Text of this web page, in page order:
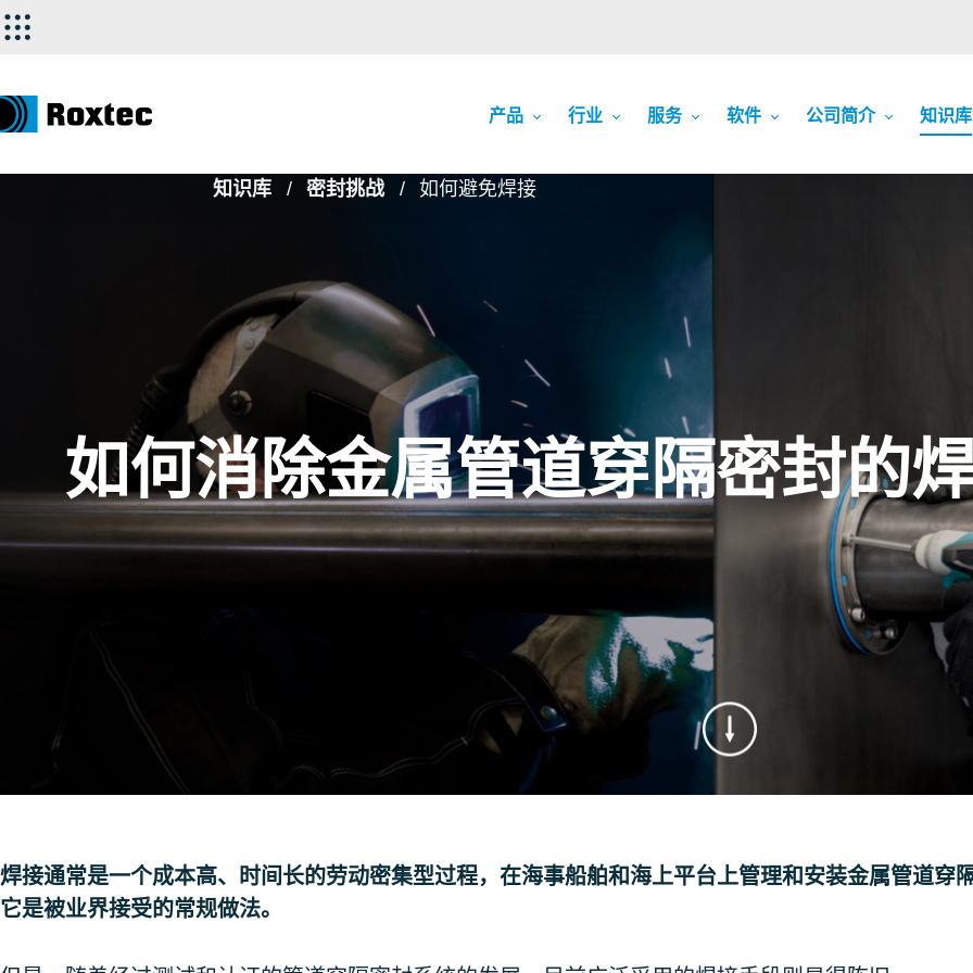
产品 行业 服务 软件 公司简介 知识库
知识库 密封挑战 如何避免焊接
如何消除金属管道穿隔密封的
焊接通常是一个成本高、时间长的劳动密集型过程，在海事船舶和海上平台上管理和安装金属管道穿
它是被业界接受的常规做法。